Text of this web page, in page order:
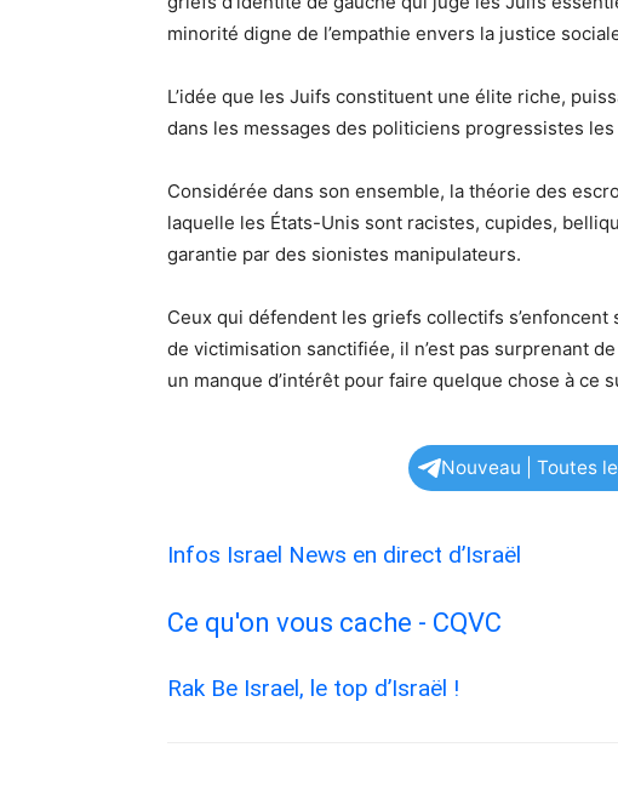
minorité digne de l’empathie envers la justice
L’idée que les Juifs constituent une élite riche,
dans les messages des politiciens progressistes
Considérée dans son ensemble, la théorie des
laquelle les États-Unis sont racistes, cupides,
garantie par des sionistes manipulateurs.
Ceux qui défendent les griefs collectifs
de victimisation sanctifiée, il n’est pas surprenant
un manque d’intérêt pour faire quelque chose à ce
Nouveau | Toutes
Infos Israel News en direct d’Israël
Ce qu'on vous cache - CQVC
Rak Be Israel, le top d’Israël !